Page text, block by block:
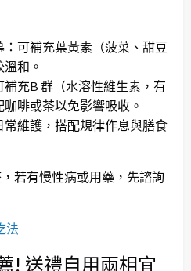
可補充葉黃素（菠菜、甜豆
和。
充B 群（水溶性維生素，有
啡或茶以免影響吸收。
維護，搭配規律作息與膳食
若有慢性病或用藥，先諮詢
法
! 送禮自用兩相宜